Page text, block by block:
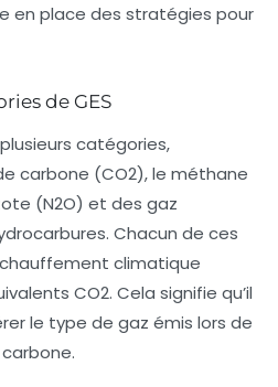
en place des stratégies pour
de GES
catégories,
carbone (CO2), le méthane
(N2O) et des gaz
Chacun de ces
climatique
CO2. Cela signifie qu’il
le type de gaz émis lors de
.